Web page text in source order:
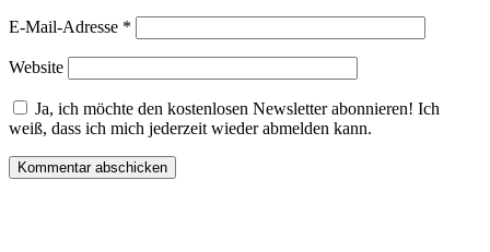
E-Mail-Adresse *
Website
Ja, ich möchte den kostenlosen Newsletter abonnieren! Ich
weiß, dass ich mich jederzeit wieder abmelden kann.